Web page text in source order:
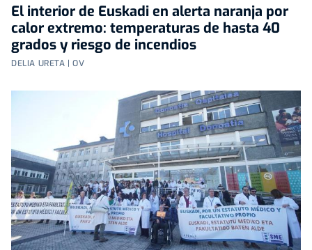
El interior de Euskadi en alerta naranja por
calor extremo: temperaturas de hasta 40
grados y riesgo de incendios
DELIA URETA | OV